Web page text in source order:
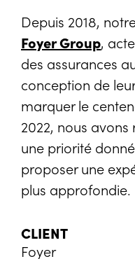
Depuis 2018,
Foyer Group,
des assurances
conception de
marquer le
2022, nous
une priorité
proposer une
plus approfondie.
CLIENT
Foyer